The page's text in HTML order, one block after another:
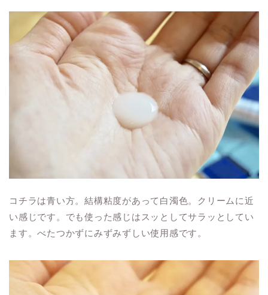
コチラは青い方。結構粘度があって白濁色。クリームに近
い感じです。でも使った感じはスッとしてサラッとしてい
ます。べたつかずにみずみずしい使用感です。